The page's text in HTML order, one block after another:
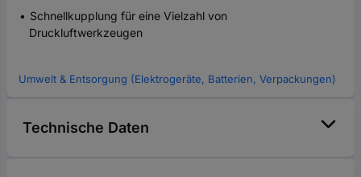
Schnellkupplung für eine Vielzahl von
Druckluftwerkzeugen
Umwelt & Entsorgung (Elektrogeräte, Batterien, Verpackungen)
Technische Daten